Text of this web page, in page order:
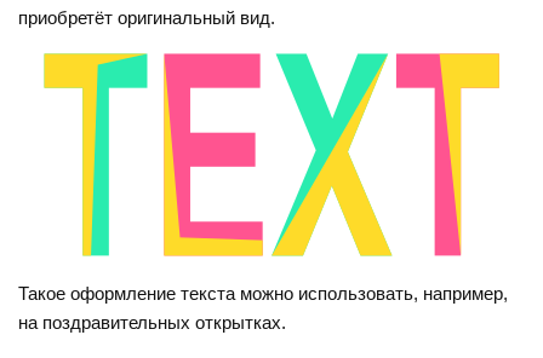
приобретёт оригинальный вид.
Такое оформление текста можно использовать, например,
на поздравительных открытках.